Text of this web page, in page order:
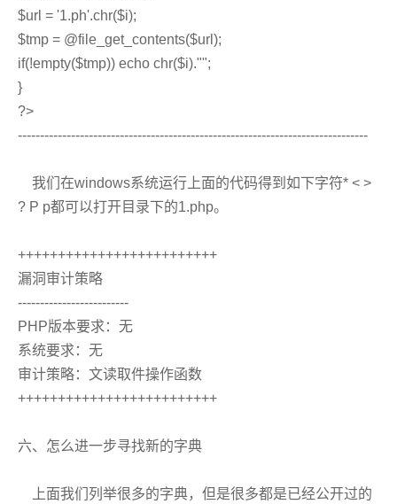
$url = '1.ph'.chr($i);
$tmp = @file_get_contents($url);
if(!empty($tmp)) echo chr($i)."";
}
?>
-------------------------------------------------------------------------------
我们在windows系统运行上面的代码得到如下字符* < >
? P p都可以打开目录下的1.php。
+++++++++++++++++++++++++
漏洞审计策略
-------------------------
PHP版本要求：无
系统要求：无
审计策略：文读取件操作函数
+++++++++++++++++++++++++
六、怎么进一步寻找新的字典
上面我们列举很多的字典，但是很多都是已经公开过的